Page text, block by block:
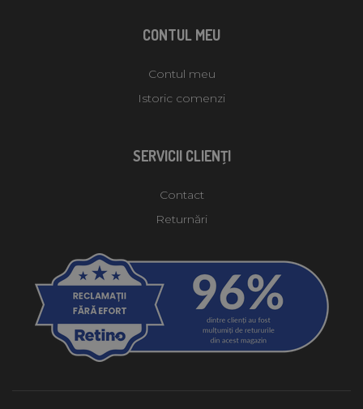
CONTUL MEU
Contul meu
Istoric comenzi
SERVICII CLIENŢI
Contact
Returnări